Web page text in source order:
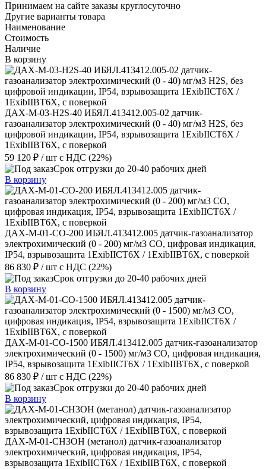
Принимаем на сайте заказы круглосуточно
Другие варианты товара
Наименование
Стоимость
Наличие
В корзину
ДАХ-М-03-Н2S-40 ИБЯЛ.413412.005-02 датчик-
газоанализатор электрохимический (0 - 40) мг/м3 Н2S, без
цифровой индикации, IP54, взрывозащита 1ExibIICT6X /
1ExibIIBT6X, с поверкой
59 120 ₽ / шт с НДС (22%)
Срок отгрузки до 20-40 рабочих дней
В корзину
ДАХ-М-01-CO-200 ИБЯЛ.413412.005 датчик-газоанализатор
электрохимический (0 - 200) мг/м3 CO, цифровая индикация,
IP54, взрывозащита 1ExibIICT6X / 1ExibIIBT6X, с поверкой
86 830 ₽ / шт с НДС (22%)
Срок отгрузки до 20-40 рабочих дней
В корзину
ДАХ-М-01-CO-1500 ИБЯЛ.413412.005 датчик-газоанализатор
электрохимический (0 - 1500) мг/м3 CO, цифровая индикация,
IP54, взрывозащита 1ExibIICT6X / 1ExibIIBT6X, с поверкой
86 830 ₽ / шт с НДС (22%)
Срок отгрузки до 20-40 рабочих дней
В корзину
ДАХ-М-01-CH3OH (метанол) датчик-газоанализатор
электрохимический, цифровая индикация, IP54,
взрывозащита 1ExibIICT6X / 1ExibIIBT6X, с поверкой